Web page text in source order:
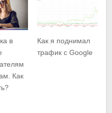
в
Как
Как я поднимал
трафик с Google